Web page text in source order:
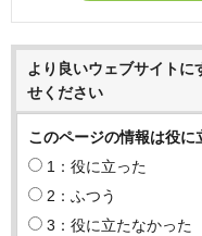
より良いウェブサイト
せください
このページの情報は役に
1：役に立った
2：ふつう
3：役に立たなかった